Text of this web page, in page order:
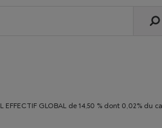
EFFECTIF GLOBAL de 14,50 % dont 0,02%